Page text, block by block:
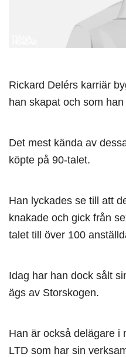
Rickard Delérs karriär
han skapat och som
Det mest kända av
köpte på 90-talet.
Han lyckades se till att
knakade och gick från
talet till över 100
Idag har han dock sålt
ägs av Storskogen.
Han är också delägare i
LTD som har sin